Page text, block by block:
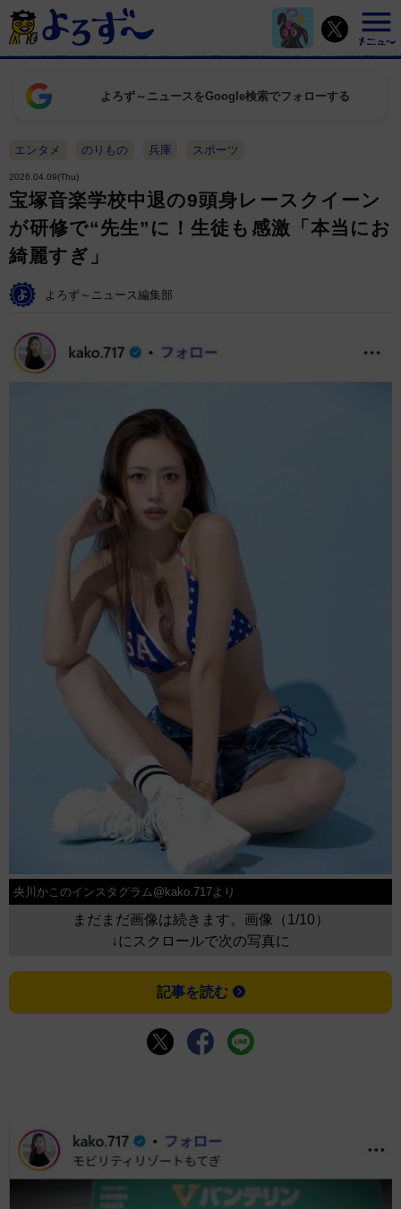
よろず～ニュースをGoogle検索でフォローする
エンタメ のりもの 兵庫 スポーツ
2026.04.09(Thu)
宝塚音楽学校中退の9頭身レースクイーン
が研修で“先生”に！生徒も感激「本当にお
綺麗すぎ」
よろず～ニュース編集部
央川かこのインスタグラム@kako.717より
まだまだ画像は続きます。画像（1/10）
↓にスクロールで次の写真に
記事を読む